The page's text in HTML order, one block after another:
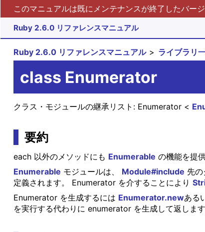
このマニュアルは既にメンテナンスが終了したバー
Ruby 2.6.0 リファレンスマニュアル
Ruby 2.6.0 リファレンスマニュアル ライブラリ
class Enumerator
クラス・モジュールの継承リスト: Enumerator
要約
each 以外のメソッドにも Enumerable の機能を提
Enumerable モジュールは、 Module#include 先
定義されます。 Enumerator を介することにより
Enumerator を生成するには Enumerator.newある
を実行する代わりに enumerator を生成して返します